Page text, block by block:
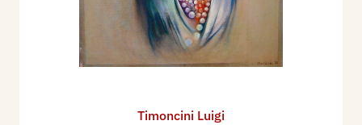
Timoncini Luigi